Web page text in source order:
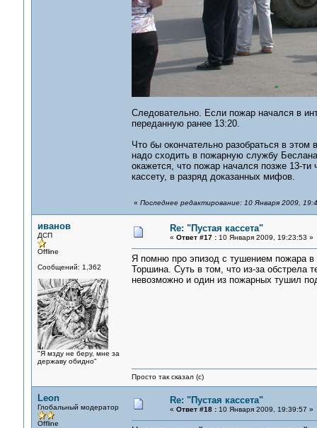
Следовательно. Если пожар начался в
переданную ранее 13:20.
Что бы окончательно разобраться в
надо сходить в пожарную службу
окажется, что пожар начался позже 13-
кассету, в разряд доказанных мифов.
« Последнее редактирование: 10 Января 2009,
иванов
ДСП
Offline
Сообщений: 1,362
"Я мзду не беру, мне за
державу обидно"
Re: "Пустая кассета"
« Ответ #17 :10 Января 2009, 19:23:53 »
Я помню про эпизод с тушением пожара
Торшина. Суть в том, что из-за обстрела
невозможно и один из пожарных тушил
Просто так сказал (с)
Leon
Глобальный модератор
Offline
Re: "Пустая кассета"
« Ответ #18 :10 Января 2009, 19:39:57 »